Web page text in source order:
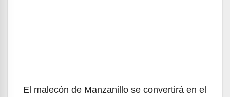
El malecón de Manzanillo se convertirá en el